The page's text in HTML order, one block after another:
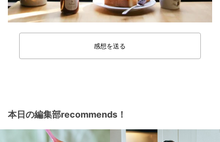
感想を送る
本日の編集部recommends！